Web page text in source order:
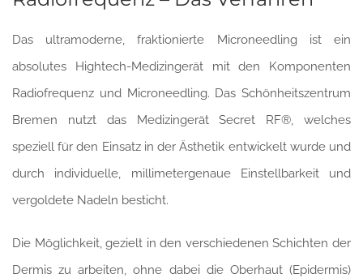
Das ultramoderne, fraktionierte Microneedling ist ein
absolutes Hightech-Medizingerät mit den Komponenten
Radiofrequenz und Microneedling. Das Schönheitszentrum
Bremen nutzt das Medizingerät Secret RF®, welches
speziell für den Einsatz in der Ästhetik entwickelt wurde und
durch individuelle, millimetergenaue Einstellbarkeit und
vergoldete Nadeln besticht.
Die Möglichkeit, gezielt in den verschiedenen Schichten der
Dermis zu arbeiten, ohne dabei die Oberhaut (Epidermis)